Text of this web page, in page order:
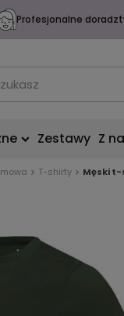
Profesjonalne
Zestawy Z
T-shirty Męski t-